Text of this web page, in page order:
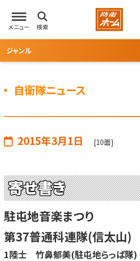
メニュー 検索
ジャンル
自衛隊ニュース
2015年3月1日 [10面]
寄せ書き
駐屯地音楽まつり
第37普通科連隊(信太山)
1陸士 竹鼻郁美(駐屯地らっぱ隊)